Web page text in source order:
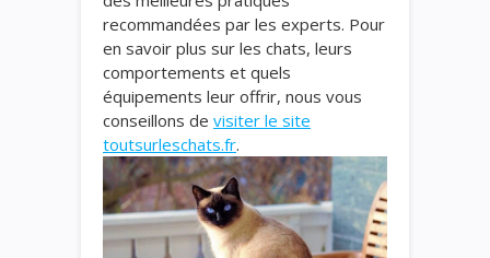
recommandées par les experts. Pour
en savoir plus sur les chats, leurs
comportements et quels
équipements leur offrir, nous vous
conseillons de visiter le site
toutsurleschats.fr.